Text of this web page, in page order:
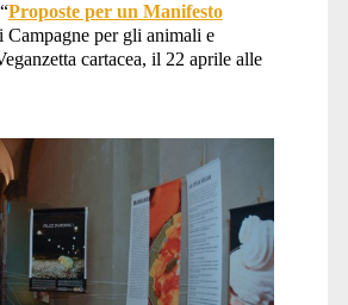
Proposte per un Manifesto
Campagne per gli animali e
cartacea, il 22 aprile alle